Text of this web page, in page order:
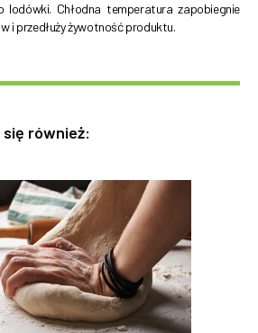
lodówki. Chłodna temperatura zapobiegnie
i przedłuży żywotność produktu.
się również: